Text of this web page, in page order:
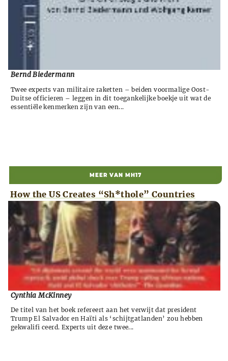
Bernd Biedermann
Twee experts van militaire raketten – beiden voormalige Oost-
Duitse officieren – leggen in dit toegankelijke boekje uit wat de
essentiële kenmerken zijn van een...
MEER VAN MH17
How the US Creates “Sh*thole” Countries
Cynthia McKinney
De titel van het boek refereert aan het verwijt dat president
Trump El Salvador en Haïti als ‘schijtgatlanden’ zou hebben
gekwalifi ceerd. Experts uit deze twee...